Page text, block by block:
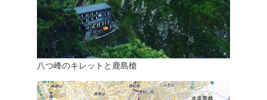
八つ峰のキレットと鹿島槍